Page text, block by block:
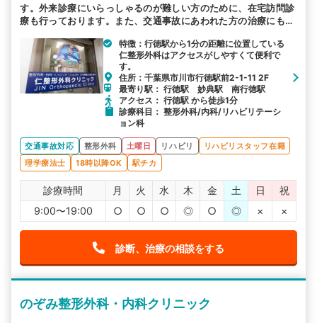
その他の検索方法
す。外来診療にいらっしゃるのが難しい方のために、在宅訪問診
療も行っております。また、交通事故にあわれた方の治療にも対
りますので、事故にあわれた方と一緒に原因を究明し治療に取り
組んでいます。
特徴：行徳駅から1分の距離に位置している
仁整形外科はアクセスがしやすくて便利で
す。
住所：千葉県市川市行徳駅前2-1-11 2F
最寄り駅： 行徳駅 妙典駅 南行徳駅
アクセス： 行徳駅 から徒歩1分
診療科目： 整形外科/内科/リハビリテーシ
ョン科
交通事故対応 整形外科 土曜日 リハビリ
リハビリスタッフ在籍
理学療法士
18時以降OK 駅チカ
診療時間 月 火 水 木 金 土 日
祝
9:00〜19:00
○ ○ ○ ◎ ○ ◎ × ×
診断、治療の相談をする
のぞみ整形外科・内科クリニック